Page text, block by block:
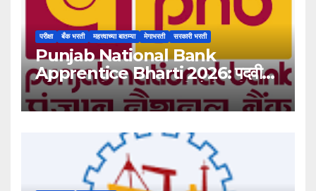
परीक्षा बँक भरती महत्त्वाच्या बातम्या मेगाभरती सरकारी भरती
Punjab National Bank
Apprentice Bharti 2026: पदवीधर
उमेदवारांसाठी ५१३८ जागांची मोठी संधी!